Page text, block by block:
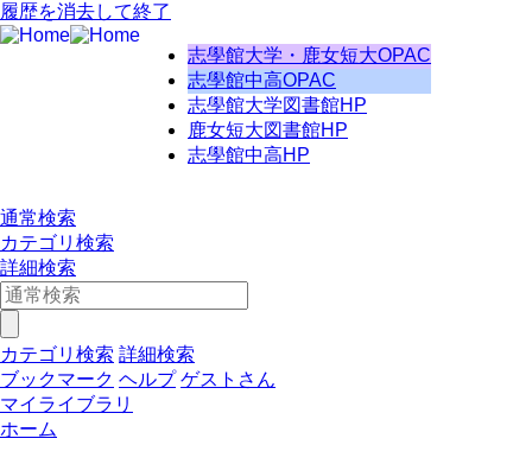
履歴を消去して終了
志學館大学・鹿女短大OPAC
志學館中高OPAC
志學館大学図書館HP
鹿女短大図書館HP
志學館中高HP
通常検索
カテゴリ検索
詳細検索
カテゴリ検索 詳細検索
ブックマーク ヘルプ ゲストさん
マイライブラリ
ホーム